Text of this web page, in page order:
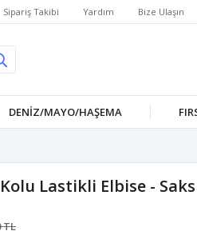
Sipariş Takibi Yardım Bize Ulaşın
DENİZ/MAYO/HAŞEMA
Lastikli Elbise - Saks
TL